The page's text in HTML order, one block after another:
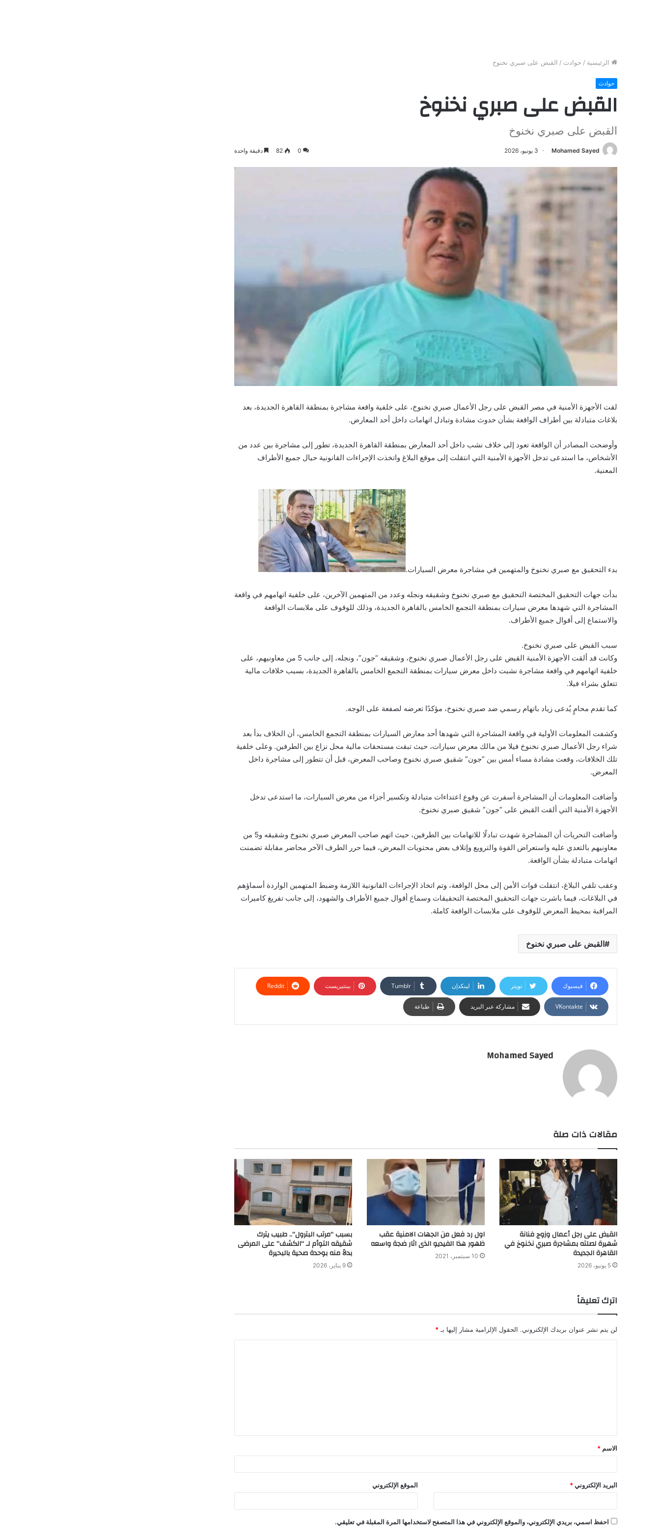
الرئيسية / حوادث / القبض على صبري نخنوخ
حوادث
القبض على صبري نخنوخ
القبض على صبري نخنوخ
Mohamed Sayed 3 يونيو، 2026 0
82 دقيقة واحدة
لقت الأجهزة الأمنية في مصر القبض على رجل الأعمال صبري نخنوخ، على خلفية واقعة مشاجرة بمنطقة القاهرة الجديدة، بعد
بلاغات متبادلة بين أطراف الواقعة بشأن حدوث مشادة وتبادل اتهامات داخل أحد المعارض.
وأوضحت المصادر أن الواقعة تعود إلى خلاف نشب داخل أحد المعارض بمنطقة القاهرة الجديدة، تطور إلى مشاجرة بين عدد من
الأشخاص، ما استدعى تدخل الأجهزة الأمنية التي انتقلت إلى موقع البلاغ واتخذت الإجراءات القانونية حيال جميع الأطراف
المعنية.
بدء التحقيق مع صبري نخنوخ والمتهمين في مشاجرة معرض السيارات.
بدأت جهات التحقيق المختصة التحقيق مع صبري نخنوخ وشقيقه ونجله وعدد من المتهمين الآخرين، على خلفية اتهامهم في واقعة
المشاجرة التي شهدها معرض سيارات بمنطقة التجمع الخامس بالقاهرة الجديدة، وذلك للوقوف على ملابسات الواقعة
والاستماع إلى أقوال جميع الأطراف.
سبب القبض على صبري نخنوخ.
وكانت قد ألقت الأجهزة الأمنية القبض على رجل الأعمال صبري نخنوخ، وشقيقه “جون”، ونجله، إلى جانب 5 من معاونيهم، على
خلفية اتهامهم في واقعة مشاجرة نشبت داخل معرض سيارات بمنطقة التجمع الخامس بالقاهرة الجديدة، بسبب خلافات مالية
تتعلق بشراء فيلا.
كما تقدم محامٍ يُدعى زياد باتهام رسمي ضد صبري نخنوخ، مؤكدًا تعرضه لصفعة على الوجه.
وكشفت المعلومات الأولية في واقعة المشاجرة التي شهدها أحد معارض السيارات بمنطقة التجمع الخامس، أن الخلاف بدأ بعد
شراء رجل الأعمال صبري نخنوخ فيلا من مالك معرض سيارات، حيث تبقت مستحقات مالية محل نزاع بين الطرفين. وعلى خلفية
تلك الخلافات، وقعت مشادة مساء أمس بين “جون” شقيق صبري نخنوخ وصاحب المعرض، قبل أن تتطور إلى مشاجرة داخل
المعرض.
وأضافت المعلومات أن المشاجرة أسفرت عن وقوع اعتداءات متبادلة وتكسير أجزاء من معرض السيارات، ما استدعى تدخل
الأجهزة الأمنية التي ألقت القبض على “جون” شقيق صبري نخنوخ.
وأضافت التحريات أن المشاجرة شهدت تبادلًا للاتهامات بين الطرفين، حيث اتهم صاحب المعرض صبري نخنوخ وشقيقه و5 من
معاونيهم بالتعدي عليه واستعراض القوة والترويع وإتلاف بعض محتويات المعرض، فيما حرر الطرف الآخر محاضر مقابلة تضمنت
اتهامات متبادلة بشأن الواقعة.
وعقب تلقي البلاغ، انتقلت قوات الأمن إلى محل الواقعة، وتم اتخاذ الإجراءات القانونية اللازمة وضبط المتهمين الواردة أسماؤهم
في البلاغات، فيما باشرت جهات التحقيق المختصة التحقيقات وسماع أقوال جميع الأطراف والشهود، إلى جانب تفريغ كاميرات
المراقبة بمحيط المعرض للوقوف على ملابسات الواقعة كاملة.
القبض على صبري نخنوخ
فيسبوك تويتر لينكدإن بينتيريست
مشاركة عبر البريد طباعة
Mohamed Sayed
مقالات ذات صلة
القبض على رجل أعمال وزوج فنانة
شهيرة لصلته بمشاجرة صبري نخنوخ في
القاهرة الجديدة
5 يونيو، 2026
اول رد فعل من الجهات الامنية عقب
ظهور هذا الفيديو الذى اثار ضجة واسعه
10 سبتمبر، 2021
بسبب “مرتب البترول”.. طبيب يترك
شقيقه التوأم لـ “الكشف” على المرضى
بدلاً منه بوحدة صحية بالبحيرة
9 يناير، 2026
اترك تعليقاً
لن يتم نشر عنوان بريدك الإلكتروني. الحقول الإلزامية مشار إليها بـ *
الاسم *
البريد الإلكتروني * الموقع الإلكتروني
احفظ اسمي، بريدي الإلكتروني، والموقع الإلكتروني في هذا المتصفح لاستخدامها المرة المقبلة في تعليقي.